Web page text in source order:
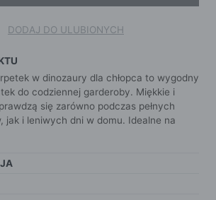
DODAJ DO ULUBIONYCH
w dinozaury dla chłopca to wygodny
do codziennej garderoby. Miękkie i
się zarówno podczas pełnych
jak i leniwych dni w domu. Idealne na